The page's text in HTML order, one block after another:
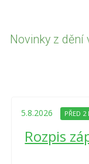
Novinky z dění
5.8.2026 PŘED 2
Rozpis